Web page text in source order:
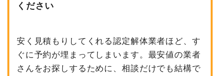
ください
安く見積もりしてくれる認定解体業者ほど、す
ぐに予約が埋まってしまいます。最安値の業者
さんをお探しするために、相談だけでも結構で